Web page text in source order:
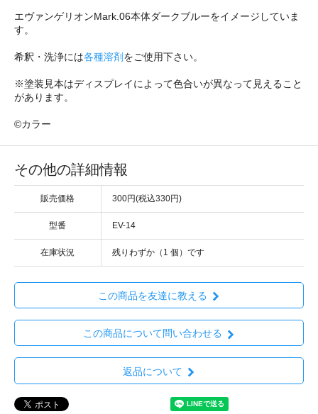
エヴァンゲリオンMark.06本体ダークブルーをイメージしていま
す。
希釈・洗浄には各種溶剤 をご使用下さい。
※塗装見本はディスプレイによって色合いが異なって見えること
があります。
©カラー
その他の詳細情報
販売価格 300円(税込330円)
型番 EV-14
在庫状況 残りわずか（1 個）です
この商品を友達に教える
この商品について問い合わせる
返品について